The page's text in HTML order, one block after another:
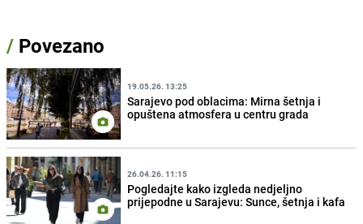
/ Povezano
19.05.26. 13:25
Sarajevo pod oblacima: Mirna šetnja i
opuštena atmosfera u centru grada
26.04.26. 11:15
Pogledajte kako izgleda nedjeljno
prijepodne u Sarajevu: Sunce, šetnja i kafa